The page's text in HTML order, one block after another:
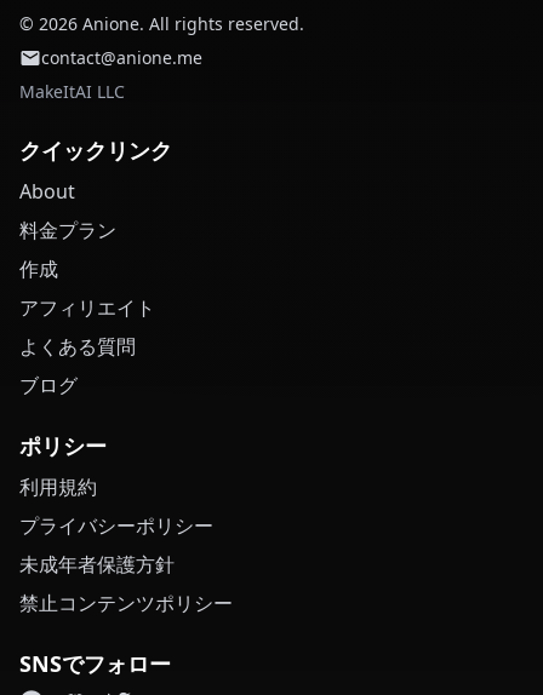
© 2026 Anione. All rights reserved.
contact@anione.me
MakeItAI LLC
クイックリンク
About
料金プラン
作成
アフィリエイト
よくある質問
ブログ
ポリシー
利用規約
プライバシーポリシー
未成年者保護方針
禁止コンテンツポリシー
SNSでフォロー